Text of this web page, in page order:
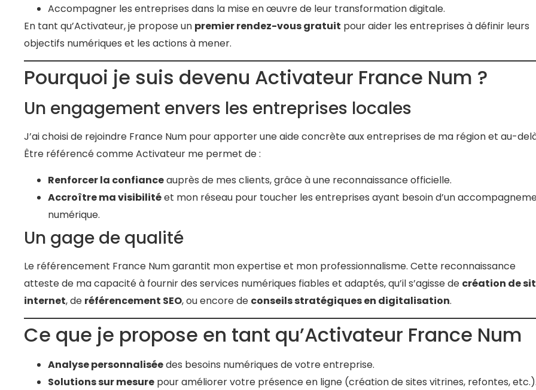
Accompagner les entreprises dans la mise en œuvre de leur transformation digitale.
En tant qu’Activateur, je propose un premier rendez-vous gratuit pour aider les entreprises à définir leurs
objectifs numériques et les actions à mener.
Pourquoi je suis devenu Activateur France Num ?
Un engagement envers les entreprises locales
J’ai choisi de rejoindre France Num pour apporter une aide concrète aux entreprises de ma région et au-
Être référencé comme Activateur me permet de :
Renforcer la confianceauprès de mes clients, grâce à une reconnaissance officielle.
Accroître ma visibilitéet mon réseau pour toucher les entreprises ayant besoin d’un
numérique.
Un gage de qualité
Le référencement France Num garantit mon expertise et mon professionnalisme. Cette reconnaissance
atteste de ma capacité à fournir des services numériques fiables et adaptés, qu’il s’agisse de création de
internet, de référencement SEO, ou encore de conseils stratégiques en digitalisation.
Ce que je propose en tant qu’Activateur France Num
Analyse personnaliséedes besoins numériques de votre entreprise.
Solutions sur mesure pour améliorer votre présence en ligne (création de sites vitrines, refontes, etc.).